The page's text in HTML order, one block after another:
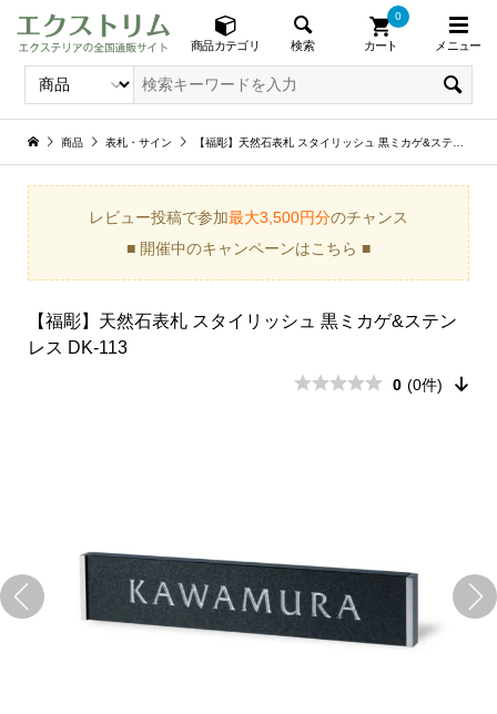
商品カテゴリ 検索 カート
0
メニュー
商品 表札・サイン 【福彫】天然石表札 スタイリッシュ 黒ミカゲ&ステンレス DK-113
レビュー投稿で参加最大3,500円分のチャンス
■ 開催中のキャンペーンはこちら ■
【福彫】天然石表札 スタイリッシュ 黒ミカゲ&ステン
レス DK-113
0 (0件)